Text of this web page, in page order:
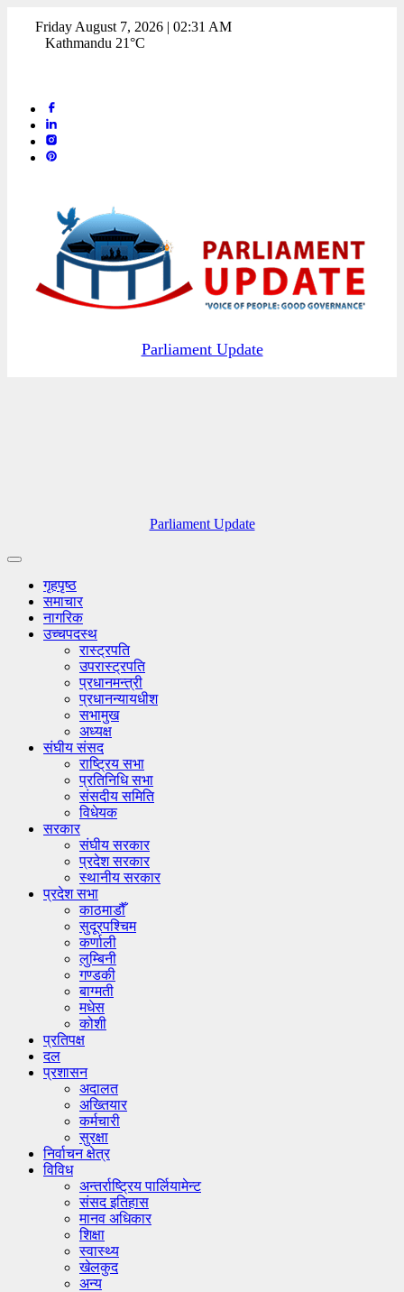
Friday August 7, 2026 | 02:31 AM
Kathmandu 21°C
Parliament Update
Parliament Update
गृहपृष्ठ
समाचार
नागरिक
उच्चपदस्थ
रास्ट्रपति
उपरास्ट्रपति
प्रधानमन्त्री
प्रधानन्यायधीश
सभामुख
अध्यक्ष
संघीय संसद
राष्ट्रिय सभा
प्रतिनिधि सभा
संसदीय समिति
विधेयक
सरकार
संघीय सरकार
प्रदेश सरकार
स्थानीय सरकार
प्रदेश सभा
काठमाडौँ
सुदूरपश्चिम
कर्णाली
लुम्बिनी
गण्डकी
बाग्मती
मधेस
कोशी
प्रतिपक्ष
दल
प्रशासन
अदालत
अख्तियार
कर्मचारी
सुरक्षा
निर्वाचन क्षेत्र
विविध
अन्तर्राष्ट्रिय पार्लियामेन्ट
संसद इतिहास
मानव अधिकार
शिक्षा
स्वास्थ्य
खेलकुद
अन्य